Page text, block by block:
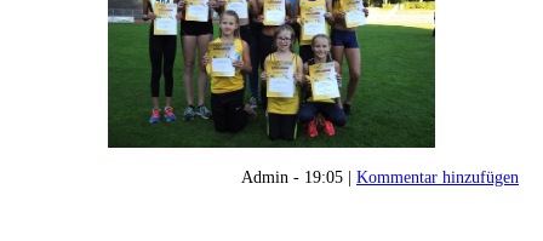
Admin - 19:05 | Kommentar hinzufügen